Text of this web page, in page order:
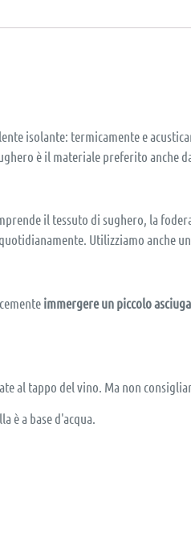
isolante: termicamente e
è il materiale preferito anche
il tessuto di sughero, la
Utilizziamo anche
immergere un piccolo
al tappo del vino. Ma non
è a base d'acqua.